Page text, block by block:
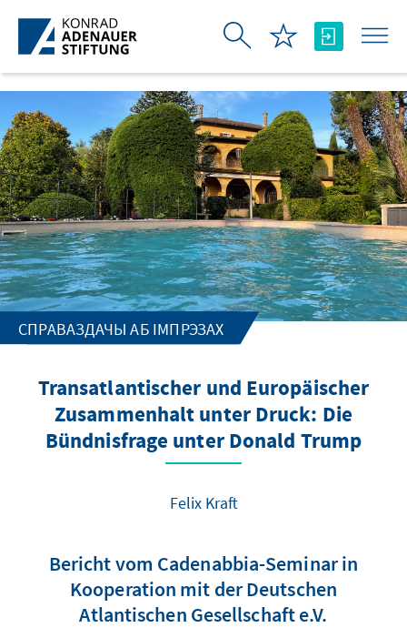
Skip to Main Content
СПРАВАЗДАЧЫ АБ ІМПРЭЗАХ
Transatlantischer und Europäischer
Zusammenhalt unter Druck: Die
Bündnisfrage unter Donald Trump
Felix Kraft
Bericht vom Cadenabbia-Seminar in
Kooperation mit der Deutschen
Atlantischen Gesellschaft e.V.